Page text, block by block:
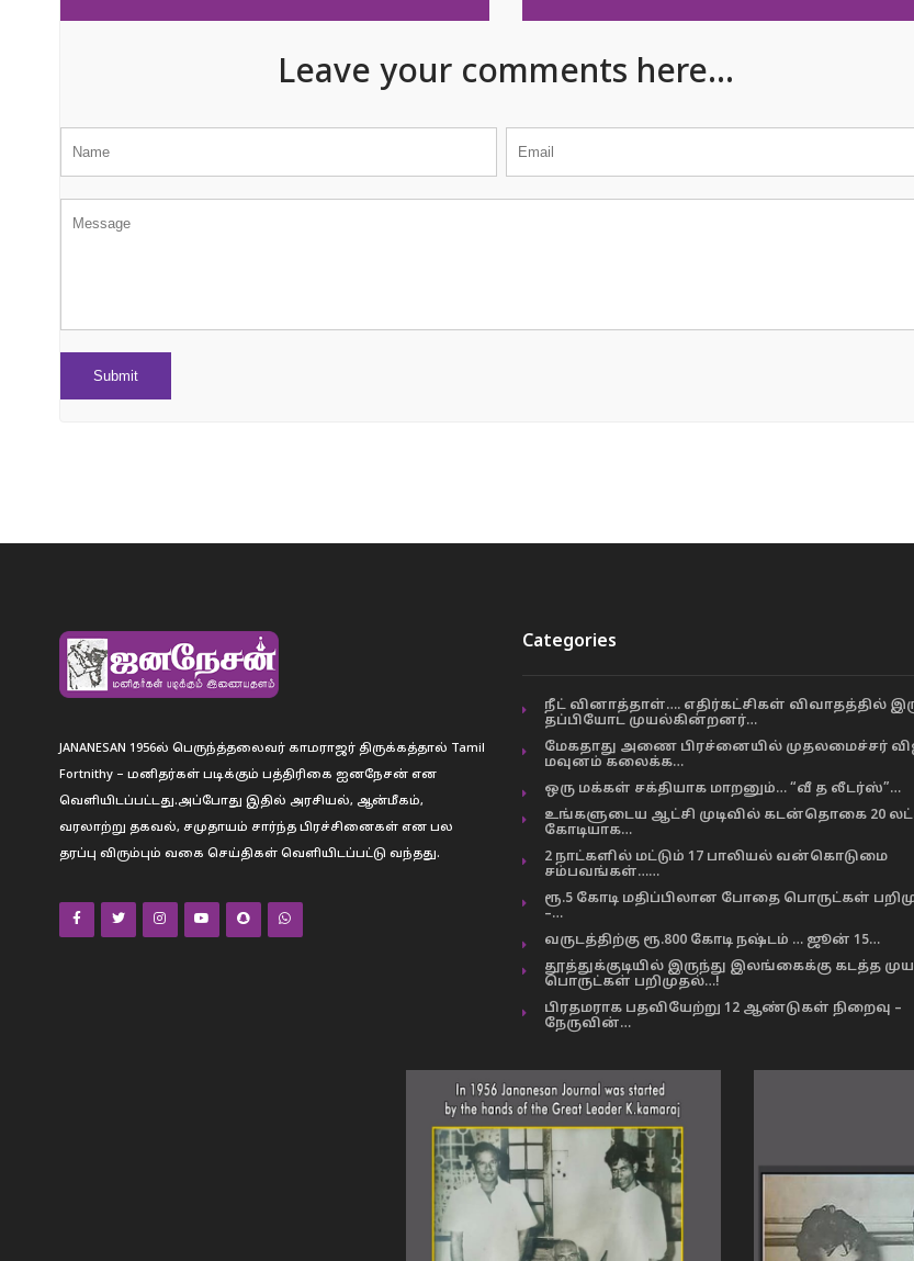
Leave your comments here...
JANANESAN 1956ல் பெருந்த்தலைவர் காமராஜர் திருக்கத்தால் Tamil
Fortnithy – மனிதர்கள் படிக்கும் பத்திரிகை ஐனநேசன் என
வெளியிடப்பட்டது.அப்போது இதில் அரசியல், ஆன்மீகம்,
வரலாற்று தகவல், சமுதாயம் சார்ந்த பிரச்சினைகள் என பல
தரப்பு விரும்பும் வகை செய்திகள் வெளியிடப்பட்டு வந்தது.
Categories
நீட் வினாத்தாள்…. எதிர்கட்சிகள் விவாதத்தில்
தப்பியோட முயல்கின்றனர்…
மேகதாது அணை பிரச்னையில் முதலமைச்சர்
மவுனம் கலைக்க…
ஒரு மக்கள் சக்தியாக மாறனும்… “வீ த லீடர்ஸ்”…
உங்களுடைய ஆட்சி முடிவில் கடன்தொகை 20
கோடியாக…
2 நாட்களில் மட்டும் 17 பாலியல் வன்கொடுமை
சம்பவங்கள்……
ரூ.5 கோடி மதிப்பிலான போதை பொருட்கள்
–…
வருடத்திற்கு ரூ.800 கோடி நஷ்டம் … ஜூன் 15…
தூத்துக்குடியில் இருந்து இலங்கைக்கு கடத்த
பொருட்கள் பறிமுதல்…!
பிரதமராக பதவியேற்று 12 ஆண்டுகள் நிறைவு –
நேருவின்…